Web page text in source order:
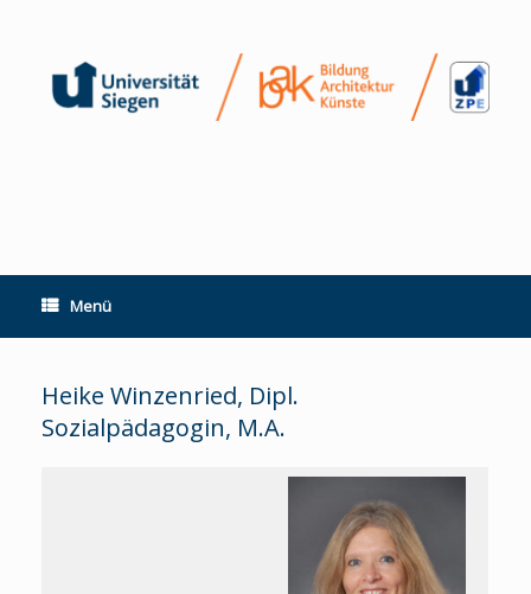
Menü
Heike Winzenried, Dipl.
Sozialpädagogin, M.A.